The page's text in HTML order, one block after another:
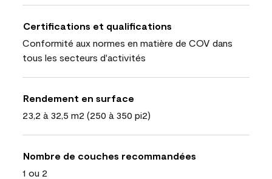
Certifications et qualifications
Conformité aux normes en matière de COV dans
tous les secteurs d'activités
Rendement en surface
23,2 à 32,5 m2 (250 à 350 pi2)
Nombre de couches recommandées
1 ou 2